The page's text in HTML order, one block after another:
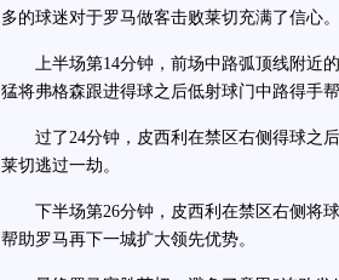
多的球迷对于罗马做客击败莱切充满了信心。
上半场第14分钟，前场中路弧顶线附近的
猛将弗格森跟进得球之后低射球门中路得手
过了24分钟，皮西利在禁区右侧得球之后
莱切逃过一劫。
下半场第26分钟，皮西利在禁区右侧将球
帮助罗马再下一城扩大领先优势。